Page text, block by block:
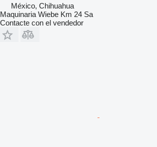
México, Chihuahua
Maquinaria Wiebe Km 24 Sa
Contacte con el vendedor